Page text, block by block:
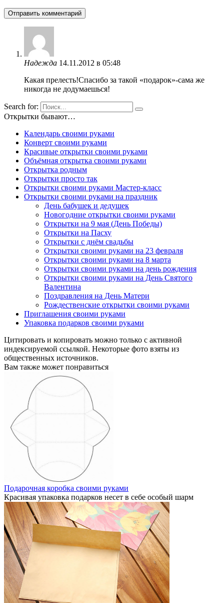
Надежда 14.11.2012 в 05:48
Какая прелесть!Спасибо за такой «подарок»-сама же
никогда не додумаешься!
Search for:
Открытки бывают…
Календарь своими руками
Конверт своими руками
Красивые открытки своими руками
Объёмная открытка своими руками
Открытка родным
Открытки просто так
Открытки своими руками Мастер-класс
Открытки своими руками на праздник
День бабушек и дедушек
Новогодние открытки своими руками
Открытки на 9 мая (День Победы)
Открытки на Пасху
Открытки с днём свадьбы
Открытки своими руками на 23 февраля
Открытки своими руками на 8 марта
Открытки своими руками на день рождения
Открытки своими руками на День Святого
Валентина
Поздравления на День Матери
Рождественские открытки своими руками
Приглашения своими руками
Упаковка подарков своими руками
Цитировать и копировать можно только с активной
индексируемой ссылкой. Некоторые фото взяты из
общественных источников.
Вам также может понравиться
Подарочная коробка своими руками
Красивая упаковка подарков несет в себе особый шарм